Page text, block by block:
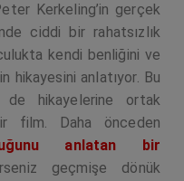
Kerkeling’in gerçek
ciddi bir rahatsızlık
kendi benliğini ve
hikayesini anlatıyor. Bu
de hikayelerine ortak
film. Daha önceden
anlatan bir
geçmişe dönük